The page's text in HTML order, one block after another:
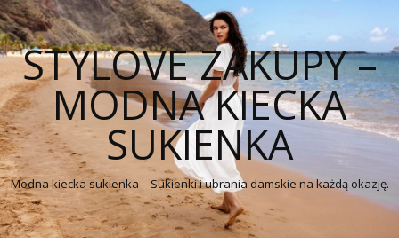
STYLOVE ZAKUPY –
MODNA KIECKA
SUKIENKA
Modna kiecka sukienka – Sukienki i ubrania damskie na każdą okazję.